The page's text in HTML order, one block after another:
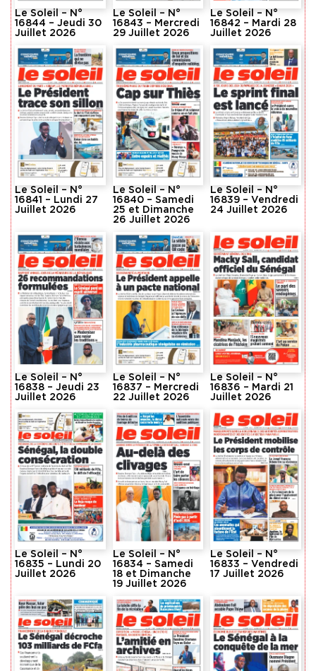
Le Soleil – N°
16844 – Jeudi 30
Juillet 2026
Le Soleil – N°
16843 – Mercredi
29 Juillet 2026
Le Soleil – N°
16842 – Mardi 28
Juillet 2026
Le Soleil – N°
16841 – Lundi 27
Juillet 2026
Le Soleil – N°
16840 – Samedi
25 et Dimanche
26 Juillet 2026
Le Soleil – N°
16839 – Vendredi
24 Juillet 2026
Le Soleil – N°
16838 – Jeudi 23
Juillet 2026
Le Soleil – N°
16837 – Mercredi
22 Juillet 2026
Le Soleil – N°
16836 – Mardi 21
Juillet 2026
Le Soleil – N°
16835 – Lundi 20
Juillet 2026
Le Soleil – N°
16834 – Samedi
18 et Dimanche
19 Juillet 2026
Le Soleil – N°
16833 – Vendredi
17 Juillet 2026